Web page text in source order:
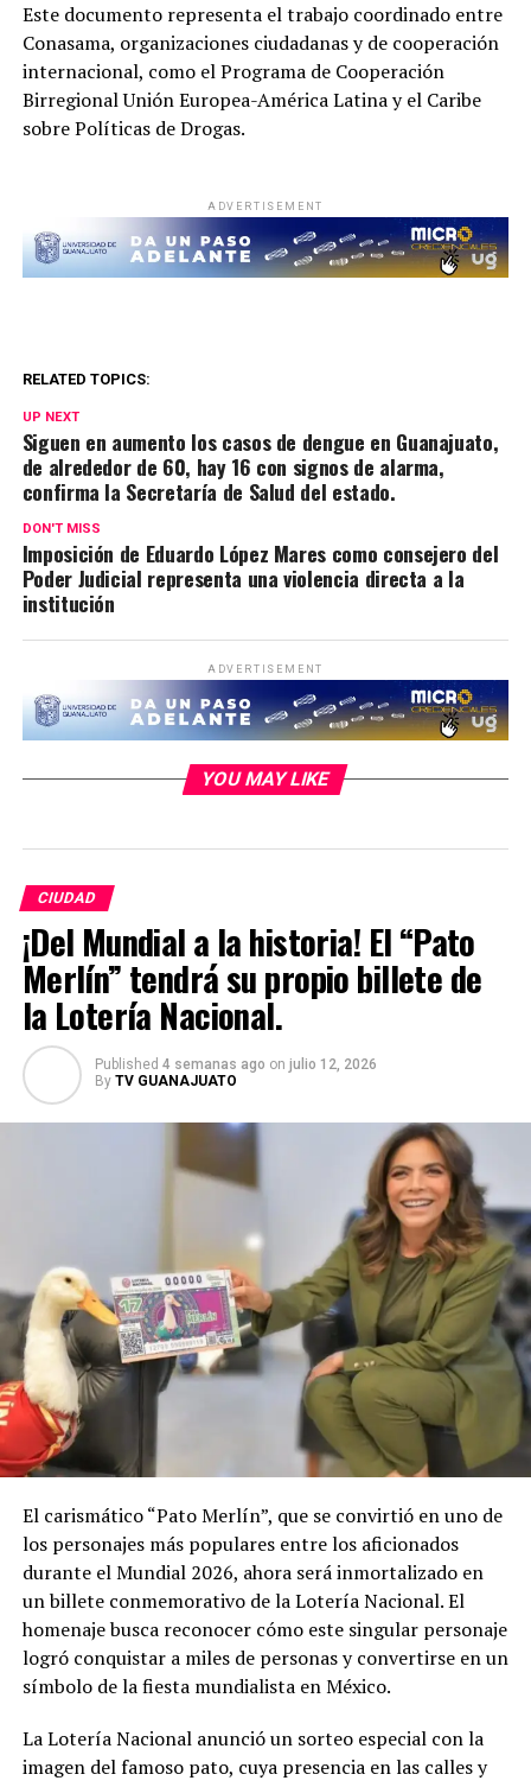
Este documento representa el trabajo coordinado entre
Conasama, organizaciones ciudadanas y de cooperación
internacional, como el Programa de Cooperación
Birregional Unión Europea-América Latina y el Caribe
sobre Políticas de Drogas.
ADVERTISEMENT
RELATED TOPICS:
UP NEXT
Siguen en aumento los casos de dengue en Guanajuato,
de alrededor de 60, hay 16 con signos de alarma,
confirma la Secretaría de Salud del estado.
DON'T MISS
Imposición de Eduardo López Mares como consejero del
Poder Judicial representa una violencia directa a la
institución
ADVERTISEMENT
YOU MAY LIKE
CIUDAD
¡Del Mundial a la historia! El “Pato
Merlín” tendrá su propio billete de
la Lotería Nacional.
Published 4 semanas ago on julio 12, 2026
By TV GUANAJUATO
El carismático “Pato Merlín”, que se convirtió en uno de
los personajes más populares entre los aficionados
durante el Mundial 2026, ahora será inmortalizado en
un billete conmemorativo de la Lotería Nacional. El
homenaje busca reconocer cómo este singular personaje
logró conquistar a miles de personas y convertirse en un
símbolo de la fiesta mundialista en México.
La Lotería Nacional anunció un sorteo especial con la
imagen del famoso pato, cuya presencia en las calles y